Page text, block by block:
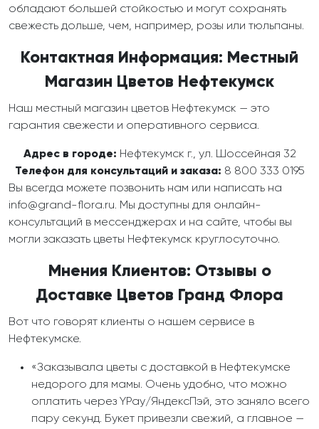
обладают большей стойкостью и могут сохранять
свежесть дольше, чем, например, розы или тюльпаны.
Контактная Информация: Местный
Магазин Цветов Нефтекумск
Наш местный магазин цветов Нефтекумск — это
гарантия свежести и оперативного сервиса.
Адрес в городе: Нефтекумск г., ул. Шоссейная 32
Телефон для консультаций и заказа: 8 800 333 0195
Вы всегда можете позвонить нам или написать на
info@grand-flora.ru. Мы доступны для онлайн-
консультаций в мессенджерах и на сайте, чтобы вы
могли заказать цветы Нефтекумск круглосуточно.
Мнения Клиентов: Отзывы о
Доставке Цветов Гранд Флора
Вот что говорят клиенты о нашем сервисе в
Нефтекумске.
«Заказывала цветы с доставкой в Нефтекумске
недорого для мамы. Очень удобно, что можно
оплатить через YPay/ЯндексПэй, это заняло всего
пару секунд. Букет привезли свежий, а главное —